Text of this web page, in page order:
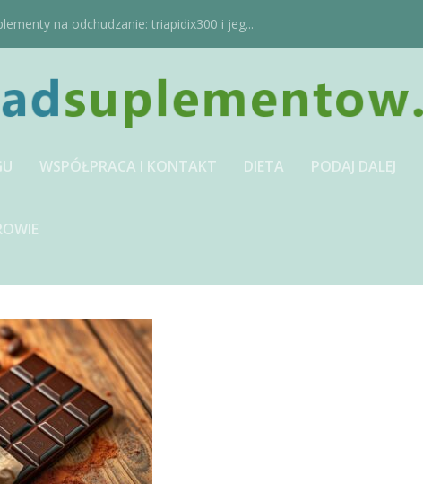
na odchudzanie: triapidix300 i jeg...
WSPÓŁPRACA I KONTAKT DIETA PODAJ DALEJ